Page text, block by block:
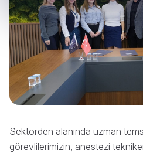
Sektörden alanında uzman
görevlilerimizin, anestezi